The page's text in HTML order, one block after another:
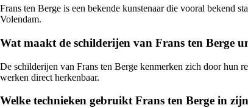
Frans ten Berge is een bekende kunstenaar die vooral bekend
Volendam.
Wat maakt de schilderijen van Frans ten Berge
De schilderijen van Frans ten Berge kenmerken zich door hun
werken direct herkenbaar.
Welke technieken gebruikt Frans ten Berge in